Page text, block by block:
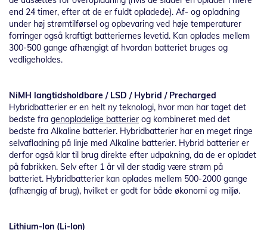
end 24 timer, efter at de er fuldt opladede). Af- og opladning
under høj strømtilførsel og opbevaring ved høje temperaturer
forringer også kraftigt batteriernes levetid. Kan oplades mellem
300-500 gange afhængigt af hvordan batteriet bruges og
vedligeholdes.
NiMH langtidsholdbare / LSD / Hybrid / Precharged
Hybridbatterier er en helt ny teknologi, hvor man har taget det
bedste fra genopladelige batterier og kombineret med det
bedste fra Alkaline batterier. Hybridbatterier har en meget ringe
selvafladning på linje med Alkaline batterier. Hybrid batterier er
derfor også klar til brug direkte efter udpakning, da de er opladet
på fabrikken. Selv efter 1 år vil der stadig være strøm på
batteriet. Hybridbatterier kan oplades mellem 500-2000 gange
(afhængig af brug), hvilket er godt for både økonomi og miljø.
Lithium-Ion (Li-Ion)